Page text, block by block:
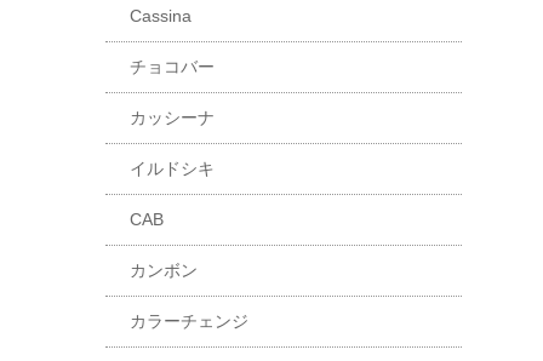
Cassina
チョコバー
カッシーナ
イルドシキ
CAB
カンボン
カラーチェンジ